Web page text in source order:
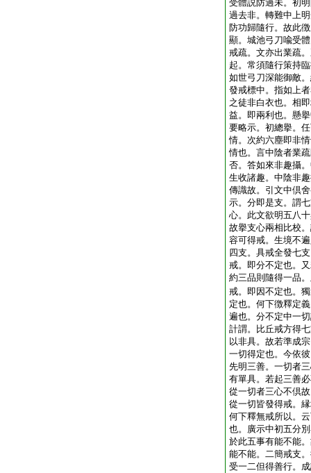
受體説防過未。初
過去非。轉難中上
防功歸隨行。故此
顯。城池弓刀喩受
戒疏。文亦出業疏
起。常須隨行策持
如世弓刀深能御敵
發戒標中。指如上
之徒非白衣也。相
益。即兩利也。懸
要略示。初總擧。
情。次約六塵即非
情也。言中陰者業
否。答如來非趣攝
生收諸趣。中陰非
傳識故。引文中倶
示。分即是支。謂
心。此文欲明五八
故擧支心兩相比校
容可得戒。生境不
四支。具戒全發七
戒。即分不定也。
約三品則隨得一品
戒。即因不定也。
定也。何下徴釋定
遍也。分不定中一
計謂。比丘戒方得
以非具。故若準成
一切得定也。今依
先明三善。一切者
有單具。若起三善
從一切者三心不倶
從一切皆發得戒。
何下釋無戒所以。
也。廣示中初五分
於此五事有能不能
能不能。二簡戒支
受一二但得善行。